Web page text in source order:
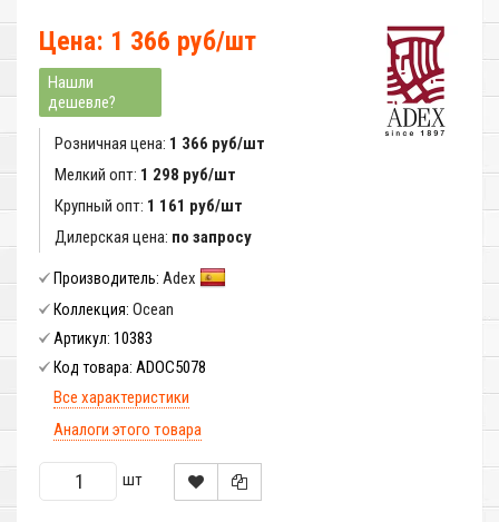
Цена: 1 366 руб/шт
Нашли
дешевле?
Розничная цена: 1 366 руб/шт
Мелкий опт: 1 298 руб/шт
Крупный опт: 1 161 руб/шт
Дилерская цена: по запросу
Производитель: Adex
Коллекция: Ocean
Артикул: 10383
Код товара: ADOC5078
Все характеристики
Аналоги этого товара
шт